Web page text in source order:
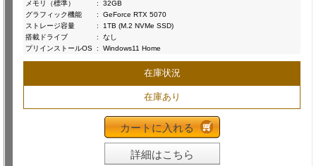
メモリ（標準）
:
32GB
グラフィック機能
:
GeForce RTX 5070
ストレージ容量
:
1TB (M.2 NVMe SSD)
搭載ドライブ
:
なし
プリインストールOS : Windows11 Home
在庫状況
在庫あり
カートに入れる
詳細はこちら